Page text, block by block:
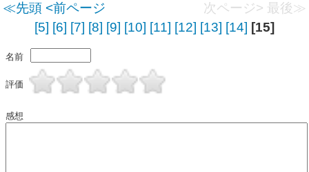
≪先頭 <前ページ 次ページ> 最後≫
[5] [6] [7] [8] [9] [10] [11] [12] [13] [14] [15]
名前
評価
感想